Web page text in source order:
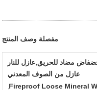
مفصلة وصف المنتج
مضاد للحريق,عازل للنار
عازل من الصوف المعدني
Fireproof Loose Mineral
,